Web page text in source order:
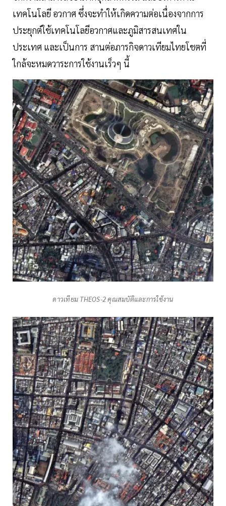
เทคโนโลยี อวกาศ ซึ่งจะทำให้เกิดความต่อเนื่องจากการ
ประยุกต์ใช้เทคโนโลยีอวกาศและภูมิสารสนเทศใน
ประเทศ และเป็นการ สานต่อภารกิจดาวเทียมไทยโชตที่
ใกล้จะหมดวาระการใช้งานเร็วๆ นี้
ดาวเทียม THEOS-2 คุณสมบัติและการใช้งาน